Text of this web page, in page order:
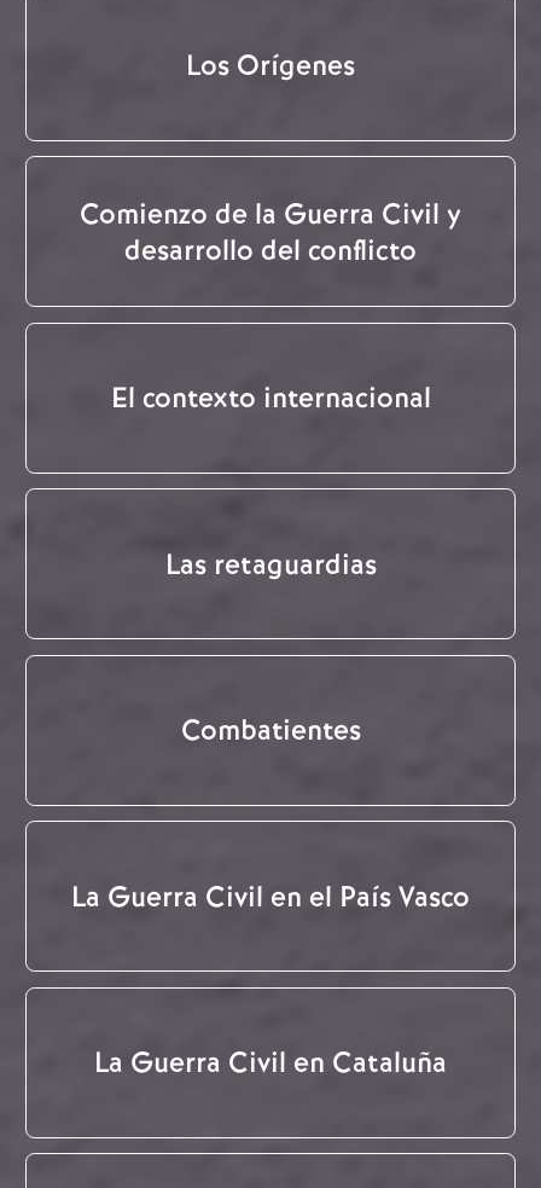
Los Orígenes
Comienzo de la Guerra Civil y
desarrollo del conflicto
El contexto internacional
Las retaguardias
Combatientes
La Guerra Civil en el País Vasco
La Guerra Civil en Cataluña